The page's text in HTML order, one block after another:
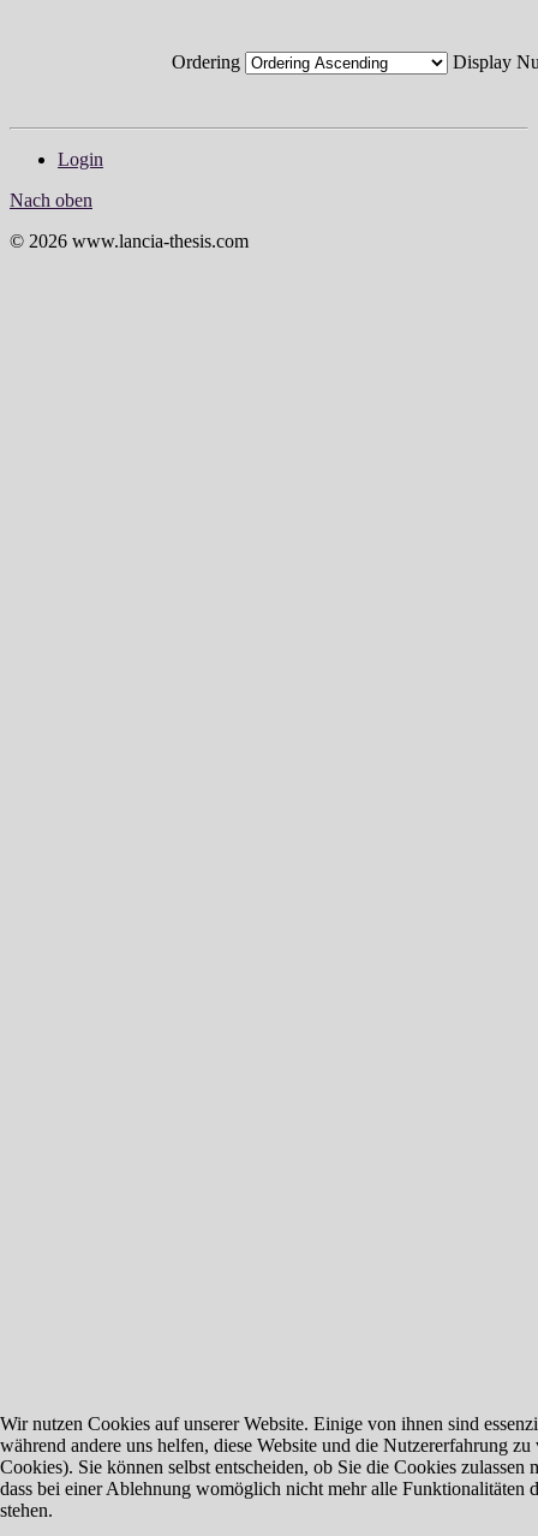
Ordering Display
Login
Nach oben
© 2026 www.lancia-thesis.com
Wir nutzen Cookies auf unserer Website. Einige von ihnen sind
während andere uns helfen, diese Website und die Nutzererfahrung zu
Cookies). Sie können selbst entscheiden, ob Sie die Cookies zulassen
dass bei einer Ablehnung womöglich nicht mehr alle Funktionalitäten
stehen.